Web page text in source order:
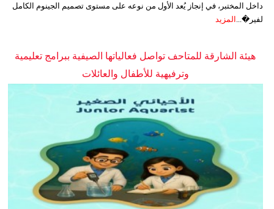
داخل المختبر، في إنجاز يُعد الأول من نوعه على مستوى تصميم الجينوم الكامل
لفير�...
المزيد
هيئة الشارقة للمتاحف تواصل فعالياتها الصيفية ببرامج تعليمية
وترفيهية للأطفال والعائلات